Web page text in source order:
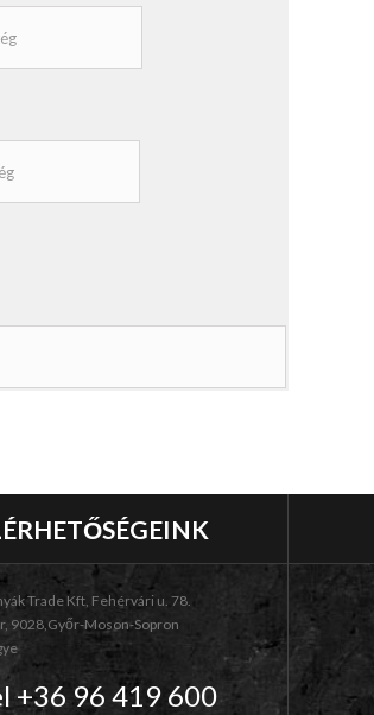
Trade Kft, Fehérvári u. 78.
9028,Győr-Moson-Sopron
+36 96 419 600